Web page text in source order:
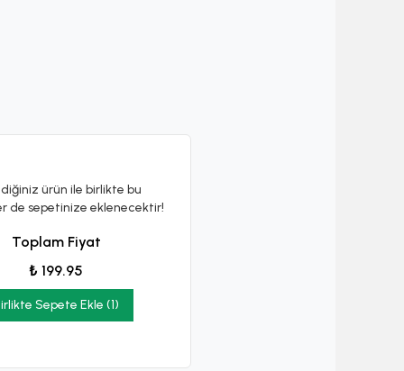
ürün ile birlikte bu
de sepetinize eklenecektir!
Toplam Fiyat
₺ 199.95
Sepete Ekle (1)